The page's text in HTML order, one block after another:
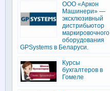
ООО «Аркон
Машинери» —
эксклюзивный
дистрибьютор
маркировочного
оборудования
GPSystems в Беларуси.
Курсы
бухгалтеров в
Гомеле